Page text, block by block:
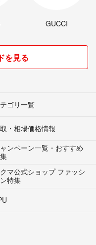
GUCCI
を見る
ゴリ一覧
・相場価格情報
ンペーン一覧・おすすめ
マ公式ショップ ファッシ
特集